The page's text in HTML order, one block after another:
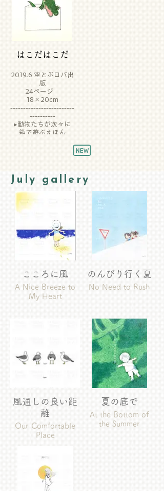
はこだはこだ
2019.6 空とぶロバ出
版
24ページ
18×20cm
-------------------------
----------
▸動物たちが次々に
箱で遊ぶえほん
July gallery
こころに風
A Nice Breeze to
My Heart
のんびり行く夏
No Need to Rush
風通しの良い距
離
Our Comfortable
Place
夏の底で
At the Bottom of
the Summer